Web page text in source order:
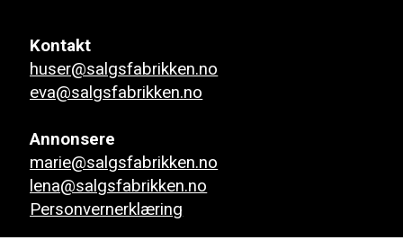
Kontakt
huser@salgsfabrikken.no
eva@salgsfabrikken.no
Annonsere
marie@salgsfabrikken.no
lena@salgsfabrikken.no
Personvernerklæring